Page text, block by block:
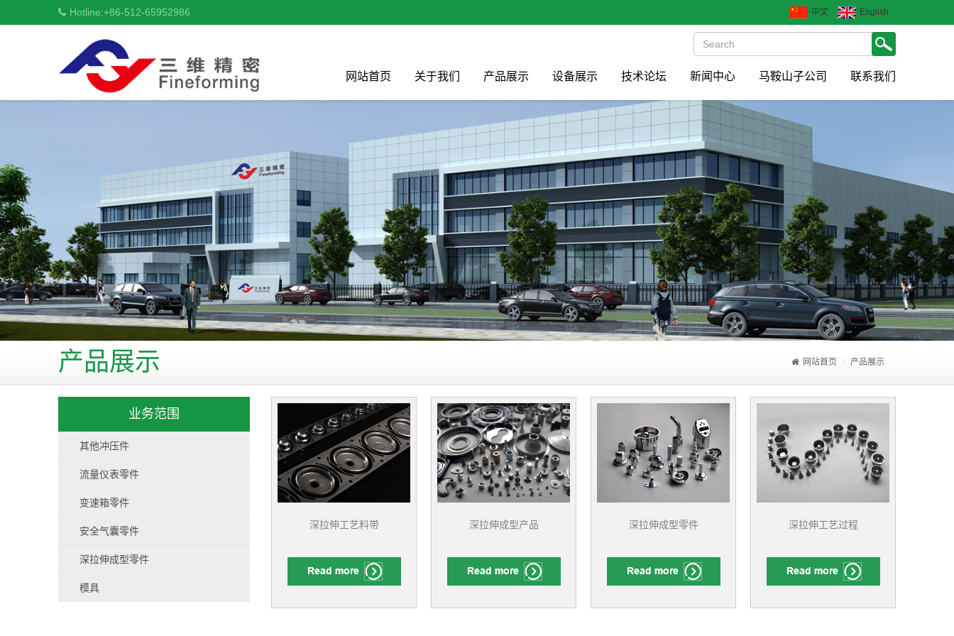
Hotline:+86-512-65952986 中文 English
网站首页 关于我们 产品展示 设备展示 技术论坛 新闻中心 马鞍山子公司 联系我们
网站首页 产品展示
产品展示
业务范围
其他冲压件
流量仪表零件
变速箱零件
安全气囊零件
深拉伸成型零件
模具
深拉伸工艺料带 深拉伸成型产品 深拉伸成型零件 深拉伸工艺过程